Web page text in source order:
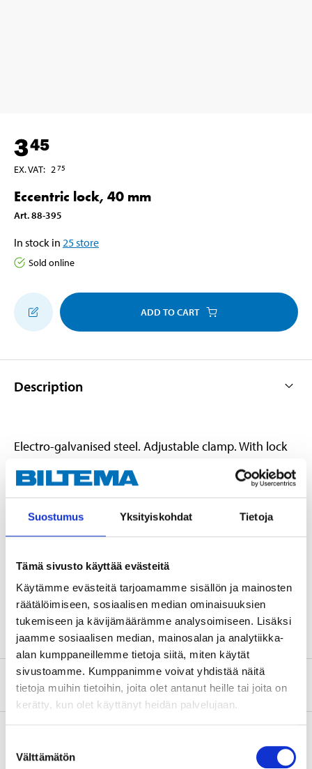
Suostumus Yksityiskohdat Tietoja
Tämä sivusto käyttää evästeitä
Käytämme evästeitä tarjoamamme sisällön ja mainosten
räätälöimiseen, sosiaalisen median ominaisuuksien
tukemiseen ja kävijämäärämme analysoimiseen. Lisäksi
jaamme sosiaalisen median, mainosalan ja analytiikka-
alan kumppaneillemme tietoja siitä, miten käytät
sivustoamme. Kumppanimme voivat yhdistää näitä
tietoja muihin tietoihin, joita olet antanut heille tai joita on
kerätty, kun olet käyttänyt heidän palvelujaan.
valinta
Välttämätön
345
EX. VAT: 275
Eccentric lock, 40 mm
Art.88-395
In stock in 25store
Sold online
ADD TO CART
Description
Electro-galvanised steel. Adjustable clamp. With lock
Technical specifications
Width
40 mm
Max. diameter
9 mm
About the manufacturer